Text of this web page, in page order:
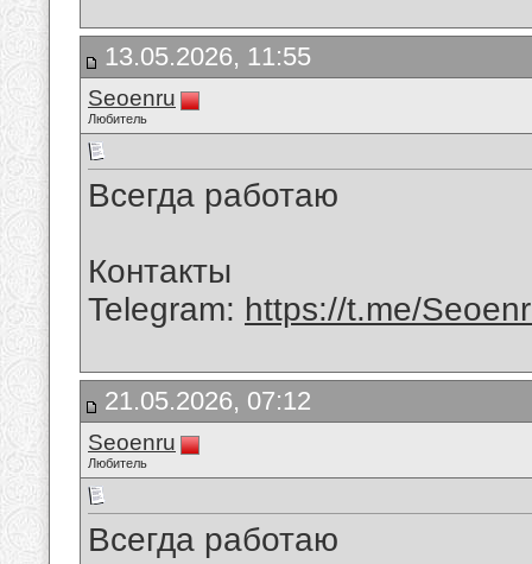
13.05.2026, 11:55
Seoenru
Любитель
Всегда работаю
Контакты
Telegram: https://t.me/
21.05.2026, 07:12
Seoenru
Любитель
Всегда работаю